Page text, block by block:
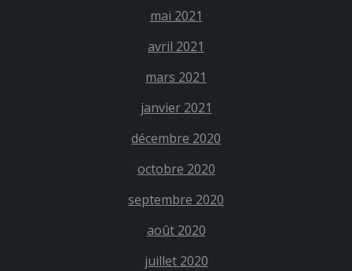
mai 2021
avril 2021
mars 2021
janvier 2021
décembre 2020
octobre 2020
septembre 2020
août 2020
juillet 2020